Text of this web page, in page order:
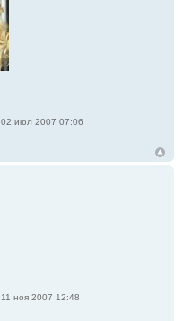
02 июл 2007 07:06
11 ноя 2007 12:48